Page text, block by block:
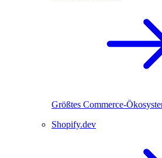
Größtes Commerce-
Shopify.dev